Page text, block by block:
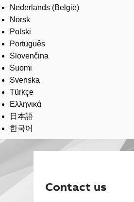
Nederlands (België)
Norsk
Polski
Português
Slovenčina
Suomi
Svenska
Türkçe
Ελληνικά
日本語
한국어
Contact us